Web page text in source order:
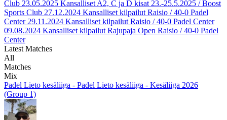
Club 23.05.2025 Kansalliset A2, C ja D kisat 23.-25.5.2025 / Boost
Sports Club 27.12.2024 Kansalliset kilpailut Raisio / 40-0 Padel
Center 29.11.2024 Kansalliset kilpailut Raisio / 40-0 Padel Center
09.08.2024 Kansalliset kilpailut Rajupaja Open Raisio / 40-0 Padel
Center
Latest Matches
All
Matches
Mix
Padel Lieto kesäliiga - Padel Lieto kesäliiga - Kesäliiga 2026
(Group 1)